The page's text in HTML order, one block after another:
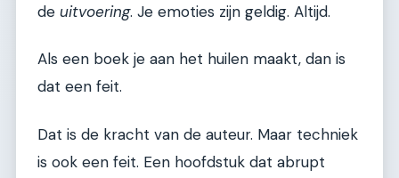
de uitvoering. Je emoties zijn geldig. Altijd.
Als een boek je aan het huilen maakt, dan is
dat een feit.
Dat is de kracht van de auteur. Maar techniek
is ook een feit. Een hoofdstuk dat abrupt